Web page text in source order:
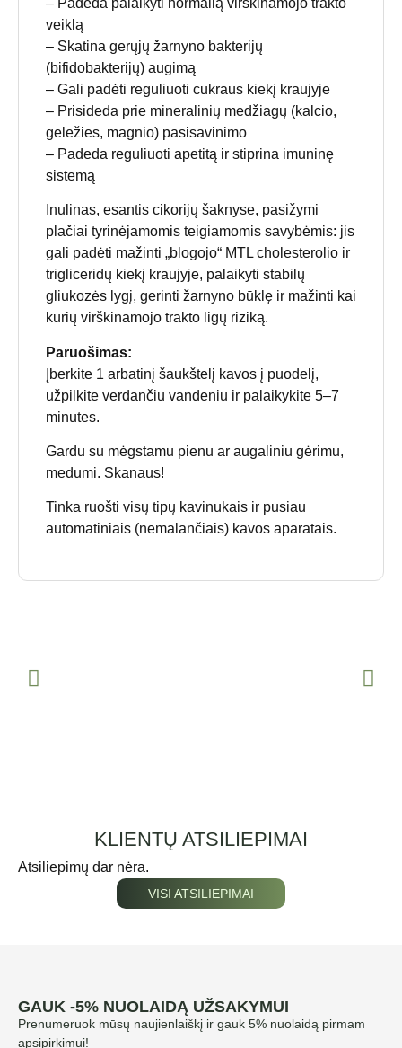
veiklą
– Skatina gerųjų žarnyno bakterijų
(bifidobakterijų) augimą
– Gali padėti reguliuoti cukraus kiekį kraujyje
– Prisideda prie mineralinių medžiagų (kalcio,
geležies, magnio) pasisavinimo
– Padeda reguliuoti apetitą ir stiprina imuninę
sistemą
Inulinas, esantis cikorijų šaknyse, pasižymi
plačiai tyrinėjamomis teigiamomis savybėmis: jis
gali padėti mažinti „blogojo“ MTL cholesterolio ir
trigliceridų kiekį kraujyje, palaikyti stabilų
gliukozės lygį, gerinti žarnyno būklę ir mažinti kai
kurių virškinamojo trakto ligų riziką.
Paruošimas:
Įberkite 1 arbatinį šaukštelį kavos į puodelį,
užpilkite verdančiu vandeniu ir palaikykite 5–7
minutes.
Gardu su mėgstamu pienu ar augaliniu gėrimu,
medumi. Skanaus!
Tinka ruošti visų tipų kavinukais ir pusiau
automatiniais (nemalančiais) kavos aparatais.
KLIENTŲ ATSILIEPIMAI
Atsiliepimų dar nėra.
VISI ATSILIEPIMAI
GAUK -5% NUOLAIDĄ UŽSAKYMUI
Prenumeruok mūsų naujienlaiškį ir gauk 5% nuolaidą pirmam
apsipirkimui!